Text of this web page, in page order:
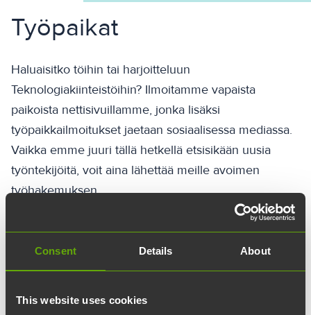
Consent Details About
This website uses cookies
Työpaikat
Haluaisitko töihin tai harjoitteluun
Teknologiakiinteistöihin? Ilmoitamme vapaista
paikoista nettisivuillamme, jonka lisäksi
työpaikkailmoitukset jaetaan sosiaalisessa mediassa.
Vaikka emme juuri tällä hetkellä etsisikään uusia
työntekijöitä, voit aina lähettää meille avoimen
työhakemuksen.
Lähetä avoin hakemus